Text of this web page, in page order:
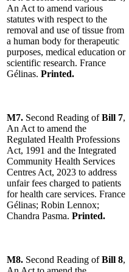
An Act to amend various
statutes with respect to the
removal and use of tissue from
a human body for therapeutic
purposes, medical education or
scientific research. France
Gélinas. Printed.
M7. Second Reading ofBill 7,
An Act to amend the
Regulated Health Professions
Act, 1991 and the Integrated
Community Health Services
Centres Act, 2023 to address
unfair fees charged to patients
for health care services. France
Gélinas; Robin Lennox;
Chandra Pasma. Printed.
M8. Second Reading ofBill 8,